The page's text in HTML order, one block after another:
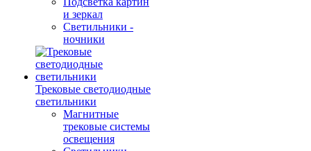
и зеркал
Светильники -
ночники
Трековые светодиодные
светильники
Магнитные
трековые системы
освещения